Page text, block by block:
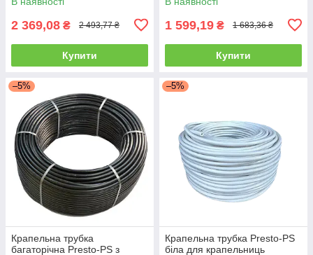
маркуванням метражу
2 369,08 ₴ 2 493,77 ₴
Купити
1 599,19 ₴ 1 683,36 ₴
Купити
–5%
Крапельна трубка
багаторічна Presto-PS з
–5%
Крапельна трубка Presto-PS
біла для крапельниць